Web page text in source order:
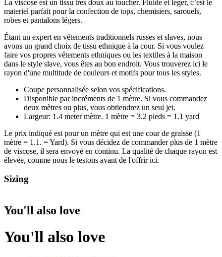
La viscose est un tissu très doux au toucher. Fluide et léger, c’est le
materiel parfait pour la confection de tops, chemisiers, sarouels,
robes et pantalons légers.
Étant un expert en vêtements traditionnels russes et slaves, nous
avons un grand choix de tissu ethnique à la cour. Si vous voulez
faire vos propres vêtements ethniques ou les textiles à la maison
dans le style slave, vous êtes au bon endroit. Vous trouverez ici le
rayon d'une multitude de couleurs et motifs pour tous les styles.
Coupe personnalisée selon vos spécifications.
Disponible par incréments de 1 mètre. Si vous commandez
deux mètres ou plus, vous obtiendrez un seul jet.
Largeur: 1.4 meter mètre. 1 mètre = 3.2 pieds = 1.1 yard
Le prix indiqué est pour un mètre qui est une cour de graisse (1
mètre = 1.1. = Yard). Si vous décidez de commander plus de 1 mètre
de viscose, il sera envoyé en continu. La qualité de chaque rayon est
élevée, comme nous le testons avant de l'offrir ici.
Sizing
You'll also love
You'll also love